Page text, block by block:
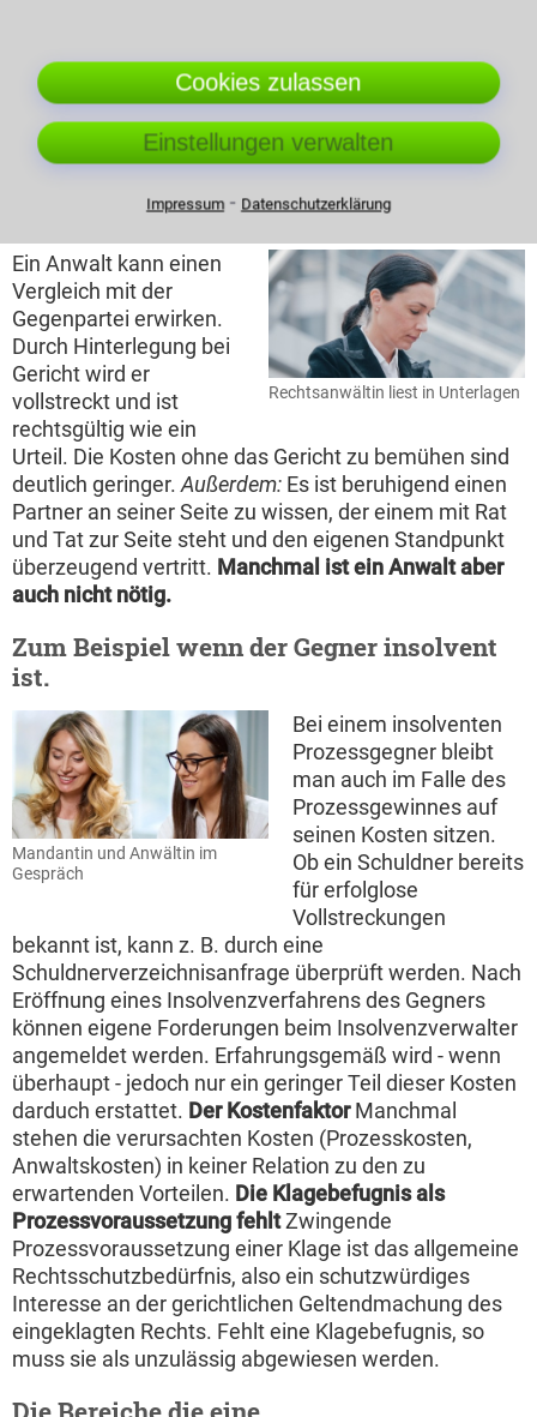
Einschätzung der Erfolgsaussichten
Manchmal kann es auch sein, dass der Anwalt einem
klarmacht, dass man rechtlich keine Möglichkeit hat
gegen eine Ungerechtigkeit anzugehen.
Vergleiche aushandeln
Rechtsanwältin liest in Unterlagen
Ein Anwalt kann einen
Vergleich mit der
Gegenpartei erwirken.
Durch Hinterlegung bei
Gericht wird er
vollstreckt und ist
rechtsgültig wie ein
Urteil. Die Kosten ohne das Gericht zu bemühen sind
deutlich geringer. Außerdem: Es ist beruhigend einen
Partner an seiner Seite zu wissen, der einem mit Rat
und Tat zur Seite steht und den eigenen Standpunkt
überzeugend vertritt. Manchmal ist ein Anwalt aber
auch nicht nötig.
Zum Beispiel wenn der Gegner insolvent
ist.
Mandantin und Anwältin im
Gespräch
Bei einem insolventen
Prozessgegner bleibt
man auch im Falle des
Prozessgewinnes auf
seinen Kosten sitzen.
Ob ein Schuldner bereits
für erfolglose
Vollstreckungen
bekannt ist, kann z. B. durch eine
Schuldnerverzeichnisanfrage überprüft werden. Nach
Eröffnung eines Insolvenzverfahrens des Gegners
können eigene Forderungen beim Insolvenzverwalter
angemeldet werden. Erfahrungsgemäß wird - wenn
überhaupt - jedoch nur ein geringer Teil dieser Kosten
darduch erstattet. Der KostenfaktorManchmal
stehen die verursachten Kosten (Prozesskosten,
Anwaltskosten) in keiner Relation zu den zu
erwartenden Vorteilen. Die Klagebefugnis als
Prozessvoraussetzung fehltZwingende
Prozessvoraussetzung einer Klage ist das allgemeine
Rechtsschutzbedürfnis, also ein schutzwürdiges
Interesse an der gerichtlichen Geltendmachung des
eingeklagten Rechts. Fehlt eine Klagebefugnis, so
muss sie als unzulässig abgewiesen werden.
Cookies zulassen
Einstellungen verwalten
Impressum⁃ Datenschutzerklärung